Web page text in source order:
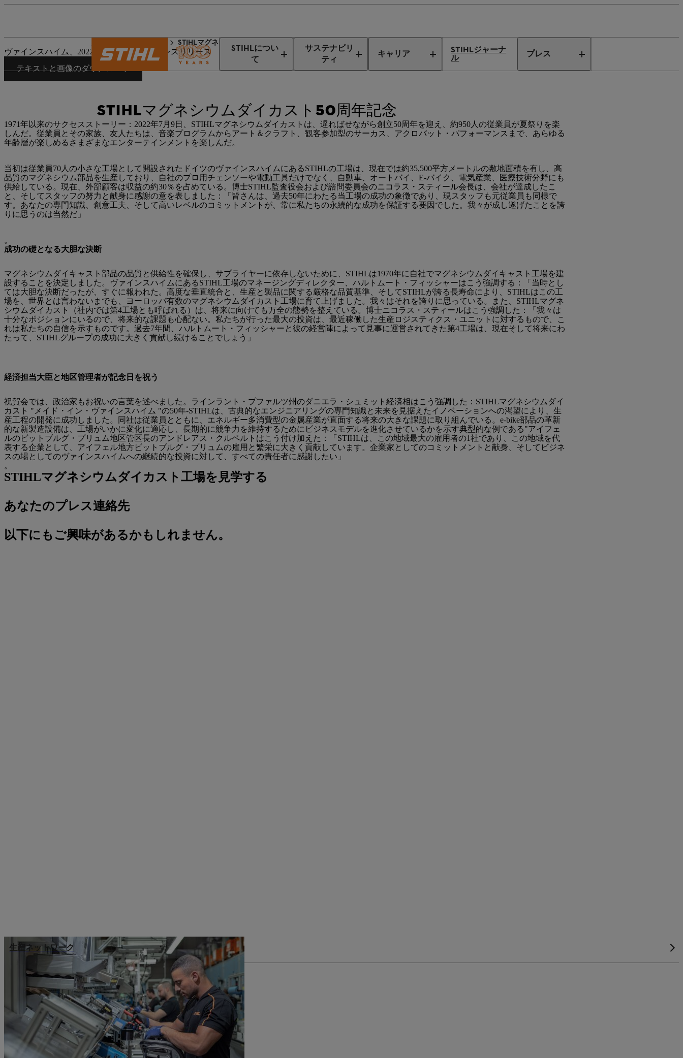
STIHLについ
て
サステナビリ
ティ
キャリア STIHLジャーナ
ル プレス
STIHLマグネシウムダイカスト50周年記念
ヴァインスハイム、2022年7月10日｜会社プレスリリース
テキストと画像のダウンロード
STIHLマグネシウムダイカスト50周年記念
1971年以来のサクセスストーリー：2022年7月9日、STIHLマグネシウムダイカストは、遅ればせながら創立50周年を迎え、約950人の従業員が夏祭りを楽
しんだ。従業員とその家族、友人たちは、音楽プログラムからアート＆クラフト、観客参加型のサーカス、アクロバット・パフォーマンスまで、あらゆる
年齢層が楽しめるさまざまなエンターテインメントを楽しんだ。
当初は従業員70人の小さな工場として開設されたドイツのヴァインスハイムにあるSTIHLの工場は、現在では約35,500平方メートルの敷地面積を有し、高
品質のマグネシウム部品を生産しており、自社のプロ用チェンソーや電動工具だけでなく、自動車、オートバイ、E-バイク、電気産業、医療技術分野にも
供給している。現在、外部顧客は収益の約30％を占めている。博士STIHL監査役会および諮問委員会のニコラス・スティール会長は、会社が達成したこ
と、そしてスタッフの努力と献身に感謝の意を表しました：「皆さんは、過去50年にわたる当工場の成功の象徴であり、現スタッフも元従業員も同様で
す。あなたの専門知識、創意工夫、そして高いレベルのコミットメントが、常に私たちの永続的な成功を保証する要因でした。我々が成し遂げたことを誇
りに思うのは当然だ」
。
成功の礎となる大胆な決断
マグネシウムダイキャスト部品の品質と供給性を確保し、サプライヤーに依存しないために、STIHLは1970年に自社でマグネシウムダイキャスト工場を建
設することを決定しました。ヴァインスハイムにあるSTIHL工場のマネージングディレクター、ハルトムート・フィッシャーはこう強調する：「当時とし
ては大胆な決断だったが、すぐに報われた。高度な垂直統合と、生産と製品に関する厳格な品質基準、そしてSTIHLが誇る長寿命により、STIHLはこの工
場を、世界とは言わないまでも、ヨーロッパ有数のマグネシウムダイカスト工場に育て上げました。我々はそれを誇りに思っている。また、STIHLマグネ
シウムダイカスト（社内では第4工場とも呼ばれる）は、将来に向けても万全の態勢を整えている。博士ニコラス・スティールはこう強調した：「我々は
十分なポジションにいるので、将来的な課題も心配ない。私たちが行った最大の投資は、最近稼働した生産ロジスティクス・ユニットに対するもので、こ
れは私たちの自信を示すものです。過去7年間、ハルトムート・フィッシャーと彼の経営陣によって見事に運営されてきた第4工場は、現在そして将来にわ
たって、STIHLグループの成功に大きく貢献し続けることでしょう」
経済担当大臣と地区管理者が記念日を祝う
祝賀会では、政治家もお祝いの言葉を述べました。ラインラント・プファルツ州のダニエラ・シュミット経済相はこう強調した：STIHLマグネシウムダイ
カスト "メイド・イン・ヴァインスハイム "の50年-STIHLは、古典的なエンジニアリングの専門知識と未来を見据えたイノベーションへの渇望により、生
産工程の開発に成功しました。同社は従業員とともに、エネルギー多消費型の金属産業が直面する将来の大きな課題に取り組んでいる。e-bike部品の革新
的な新製造設備は、工場がいかに変化に適応し、長期的に競争力を維持するためにビジネスモデルを進化させているかを示す典型的な例である"アイフェ
ルのビットブルグ・プリュム地区管区長のアンドレアス・クルペルトはこう付け加えた：「STIHLは、この地域最大の雇用者の1社であり、この地域を代
表する企業として、アイフェル地方ビットブルグ・プリュムの雇用と繁栄に大きく貢献しています。企業家としてのコミットメントと献身、そしてビジネ
スの場としてのヴァインスハイムへの継続的な投資に対して、すべての責任者に感謝したい」
。
STIHLマグネシウムダイカスト工場を見学する
あなたのプレス連絡先
以下にもご興味があるかもしれません。
生産ネットワーク